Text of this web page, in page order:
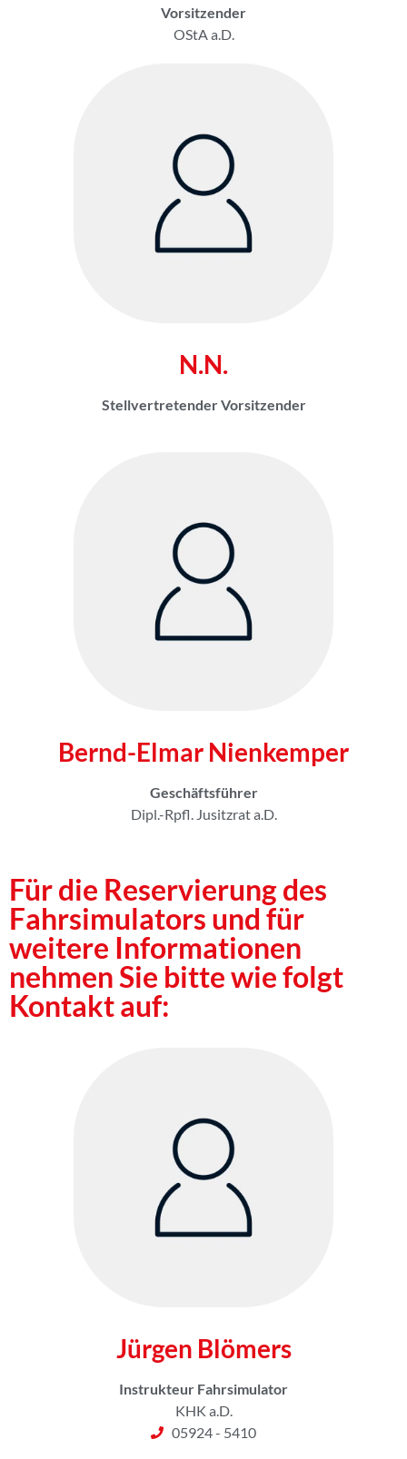
Vorsitzender
OStA a.D.
N.N.
Stellvertretender Vorsitzender
Bernd-Elmar Nienkemper
Geschäftsführer
Dipl.-Rpfl. Jusitzrat a.D.
Für die Reservierung des
Fahrsimulators und für
weitere Informationen
nehmen Sie bitte wie folgt
Kontakt auf:
Jürgen Blömers
Instrukteur Fahrsimulator
KHK a.D.
05924 - 5410